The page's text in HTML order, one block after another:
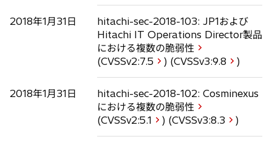
2018年1月31日
hitachi-sec-2018-103: JP1および
Hitachi IT Operations Director製品
における複数の脆弱性
(CVSSv2:7.5 ) (CVSSv3:9.8 )
2018年1月31日
hitachi-sec-2018-102: Cosminexus
における複数の脆弱性
(CVSSv2:5.1 ) (CVSSv3:8.3 )